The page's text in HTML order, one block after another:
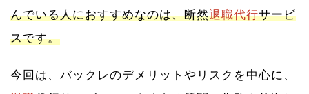
んでいる人におすすめなのは、断然退職代行サービ
スです。
今回は、バックレのデメリットやリスクを中心に、